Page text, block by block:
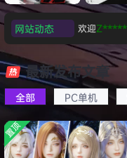
《刺客信条：
虚拟机版/
Black Flag
HYPERVISOR
版
极限竞
速：地平
线
6（Forza
Horizon
6）免安装
中文版
《原
心/
c
免安
文版
网站动态 欢迎
欢迎
欢迎 C****i
欢迎2***5
欢迎
旋律 签到
欢迎y**u
最新发布文章
全部 PC单机
置顶